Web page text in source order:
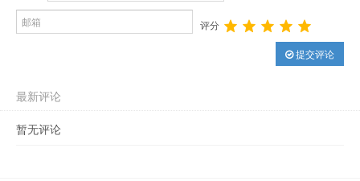
评分
提交评论
最新评论
暂无评论